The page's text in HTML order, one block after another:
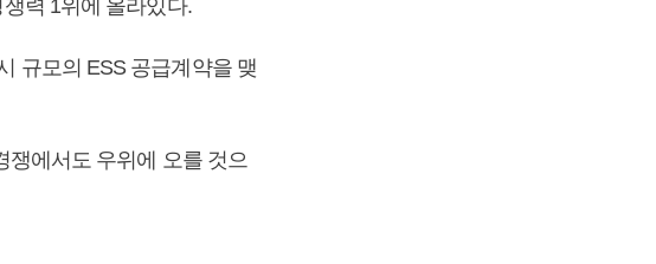
력 1위에 올라있다.
규모의 ESS 공급계약을 맺
쟁에서도 우위에 오를 것으